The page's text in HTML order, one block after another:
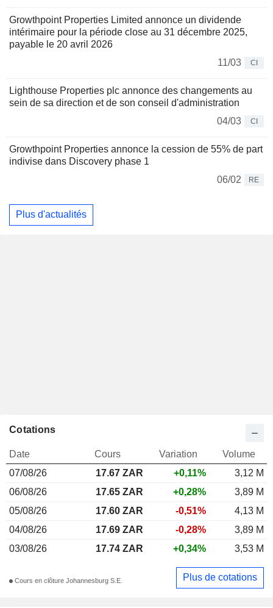
Growthpoint Properties Limited annonce un dividende
intérimaire pour la période close au 31 décembre 2025,
payable le 20 avril 2026
11/03
CI
Lighthouse Properties plc annonce des changements au
sein de sa direction et de son conseil d'administration
04/03
CI
Growthpoint Properties annonce la cession de 55% de part
indivise dans Discovery phase 1
06/02
RE
Plus d'actualités
Cotations
Date Cours Variation
Volume
07/08/26
17.67 ZAR +0,11%
3,12 M
06/08/26
17.65 ZAR +0,28%
3,89 M
05/08/26
17.60 ZAR -0,51%
4,13 M
04/08/26
17.69 ZAR -0,28%
3,89 M
03/08/26
17.74 ZAR +0,34% 3,53 M
Cours en clôture Johannesburg S.E. Plus de cotations